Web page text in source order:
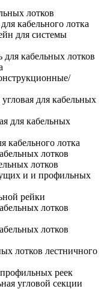
лотков
кабельного лотка
для системы
кабельных лотков
для кабельных
для кабельных
кабельного лотка
лотков
лотков
и и профильных
рейки
лотков
лотков
лотков лестничного
реек
угловой секции